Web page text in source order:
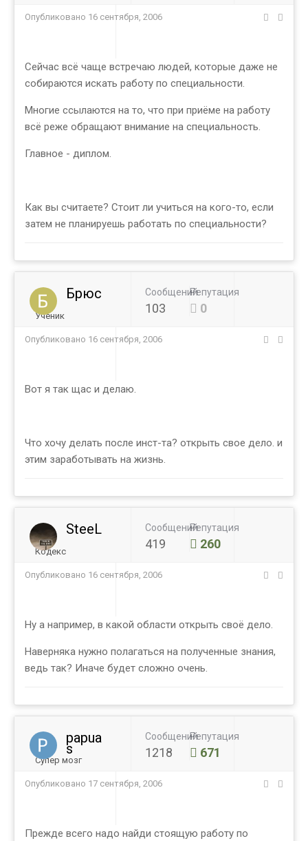
Опубликовано 16 сентября, 2006
Сейчас всё чаще встречаю людей, которые даже не
собираются искать работу по специальности.
Многие ссылаются на то, что при приёме на работу
всё реже обращают внимание на специальность.
Главное - диплом.
Как вы считаете? Стоит ли учиться на кого-то, если
затем не планируешь работать по специальности?
Брюс
Ученик
Сообщений
103
Репутация
0
Опубликовано 16 сентября, 2006
Вот я так щас и делаю.
Что хочу делать после инст-та? открыть свое дело. и
этим заработывать на жизнь.
SteeL
Кодекс
Сообщений
419
Репутация
260
Опубликовано 16 сентября, 2006
Ну а например, в какой области открыть своё дело.
Наверняка нужно полагаться на полученные знания,
ведь так? Иначе будет сложно очень.
papua
s
Супер мозг
Сообщений
1218
Репутация
671
Опубликовано 17 сентября, 2006
Прежде всего надо найди стоящую работу по